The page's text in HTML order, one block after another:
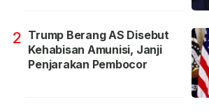
2 Trump Berang AS Disebut
Kehabisan Amunisi, Janji
Penjarakan Pembocor